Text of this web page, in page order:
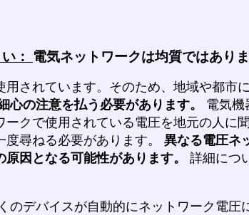
： 電気ネットワークは均質ではあり
用されています。そのため、地域や都市
心の注意を払う必要があります。 電気機
ークで使用されている電圧を地元の人に
尋ねる必要があります。 異なる電圧ネ
因となる可能性があります。 詳細につ
のデバイスが自動的にネットワーク電圧